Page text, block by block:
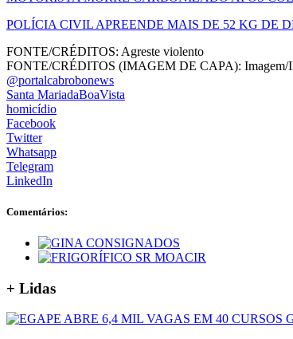
POLÍCIA CIVIL APREENDE MAIS DE 52 KG DE
FONTE/CRÉDITOS: Agreste violento
FONTE/CRÉDITOS (IMAGEM DE CAPA): Imagem/
@portalcabrobonews
Santa MariadaBoaVista
homicídio
Facebook
Twitter
Whatsapp
Telegram
LinkedIn
Comentários:
+ Lidas